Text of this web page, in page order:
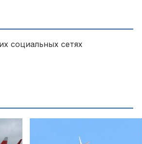
социальных сетях